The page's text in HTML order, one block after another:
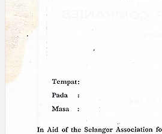
Cari laman web
Gelintar